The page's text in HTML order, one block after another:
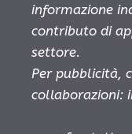
informazione
contributo di
settore.
Per pubblicità,
collaborazioni: